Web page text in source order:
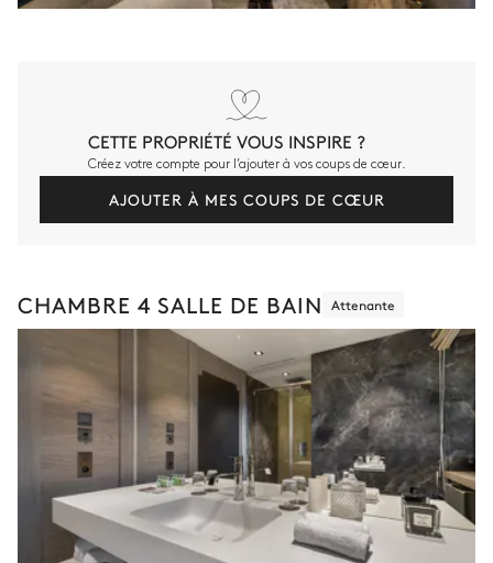
CETTE PROPRIÉTÉ VOUS INSPIRE ?
Créez votre compte pour l’ajouter à vos coups de cœur.
AJOUTER À MES COUPS DE CŒUR
CHAMBRE 4 SALLE DE BAIN Attenante